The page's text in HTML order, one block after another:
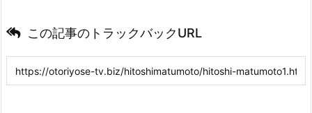
この記事のトラックバックURL